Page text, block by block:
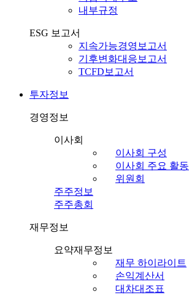
내부규정
ESG 보고서
지속가능경영보고서
기후변화대응보고서
TCFD보고서
투자정보
경영정보
이사회
이사회 구성
이사회 주요 활동
위원회
주주정보
주주총회
재무정보
요약재무정보
재무 하이라이트
손익계산서
대차대조표